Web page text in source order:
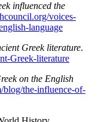
influenced the
voices-
language
Greek literature.
Greek-literature
on the English
blog/the-influence-of-